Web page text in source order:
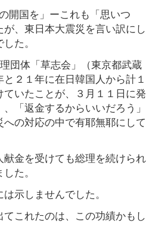
開国を」ーこれも「思いつ
、東日本大震災を言い訳にし
た。
団体「草志会」（東京都武蔵
２１年に在日韓国人から計１
ていたことが、３月１１日に発
「返金するからいいだろう」
の対応の中で有耶無耶にして
金を受けても総理を続けられ
た。
示しませんでした。
これたのは、この功績かもし